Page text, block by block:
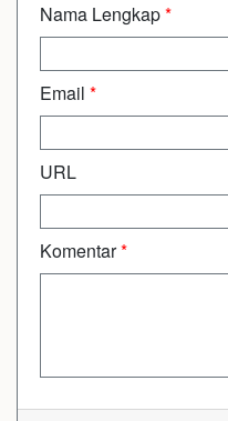
Nama Lengkap*
Email *
URL
Komentar*